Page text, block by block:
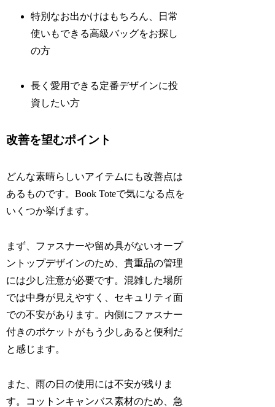
特別なお出かけはもちろん、日常
使いもできる高級バッグをお探し
の方
長く愛用できる定番デザインに投
資したい方
改善を望むポイント
どんな素晴らしいアイテムにも改善点は
あるものです。Book Toteで気になる点を
いくつか挙げます。
まず、ファスナーや留め具がないオープ
ントップデザインのため、貴重品の管理
には少し注意が必要です。混雑した場所
では中身が見えやすく、セキュリティ面
での不安があります。内側にファスナー
付きのポケットがもう少しあると便利だ
と感じます。
また、雨の日の使用には不安が残りま
す。コットンキャンバス素材のため、急